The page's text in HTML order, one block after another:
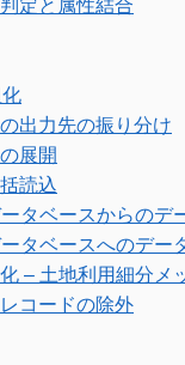
出力先の振り分け
展開
読込
タベースからのデ
タベースへのデー
– 土地利用細分メ
コードの除外